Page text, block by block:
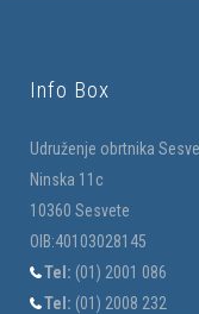
Info Box
Udruženje obrtnika
Ninska 11c
10360 Sesvete
OIB:40103028145
Tel: (01) 2001 086
Tel: (01) 2008 232